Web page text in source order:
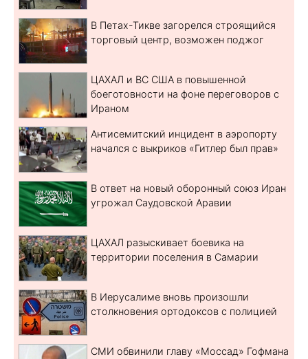
В Петах-Тикве загорелся строящийся
торговый центр, возможен поджог
ЦАХАЛ и ВС США в повышенной
боеготовности на фоне переговоров с
Ираном
Антисемитский инцидент в аэропорту
начался с выкриков «Гитлер был прав»
В ответ на новый оборонный союз Иран
угрожал Саудовской Аравии
ЦАХАЛ разыскивает боевика на
территории поселения в Самарии
В Иерусалиме вновь произошли
столкновения ортодоксов с полицией
СМИ обвинили главу «Моссад» Гофмана